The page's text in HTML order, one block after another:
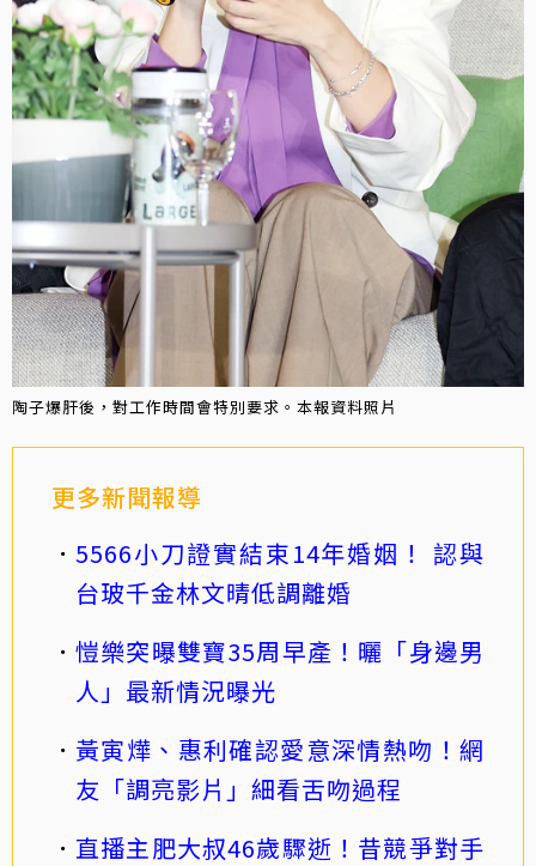
陶子爆肝後，對工作時間會特別要求。本報資料照片
更多新聞報導
5566小刀證實結束14年婚姻！ 認與
台玻千金林文晴低調離婚
愷樂突曝雙寶35周早產！曬「身邊男
人」最新情況曝光
黃寅燁、惠利確認愛意深情熱吻！網
友「調亮影片」細看舌吻過程
直播主肥大叔46歲驟逝！昔競爭對手